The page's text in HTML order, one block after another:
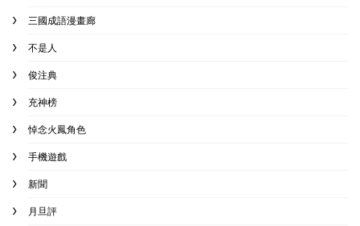
三國成語漫畫廊
不是人
俊注典
充神榜
悼念火鳳角色
手機遊戲
新聞
月旦評